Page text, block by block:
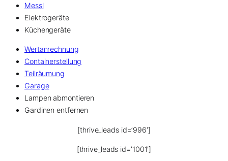
Messi
Elektrogeräte
Küchengeräte
Wertanrechnung
Containerstellung
Teilräumung
Garage
Lampen abmontieren
Gardinen entfernen
[thrive_leads id=’996′]
[thrive_leads id=’1001′]